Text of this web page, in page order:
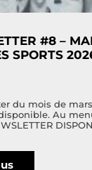
#8 –
SPORTS
du mois de
Au